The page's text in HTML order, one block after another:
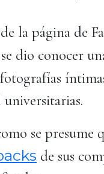
la página de
dio conocer
se presume
de sus